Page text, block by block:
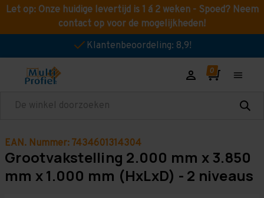
Let op: Onze huidige levertijd is 1 á 2 weken - Spoed? Neem
contact op voor de mogelijkheden!
Klantenbeoordeling: 8,9!
Zoeken
EAN. Nummer: 7434601314304
Grootvakstelling 2.000 mm x 3.850
mm x 1.000 mm (HxLxD) - 2 niveaus